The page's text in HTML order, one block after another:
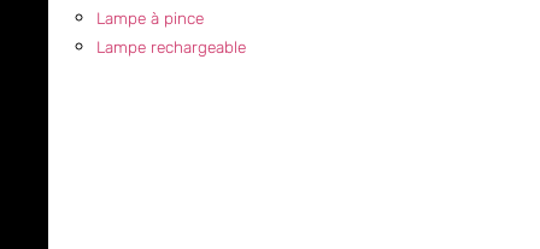
Lampe à pince
Lampe rechargeable